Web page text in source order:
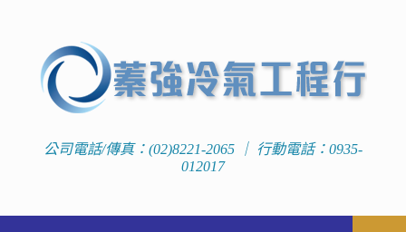
公司電話/傳真：(02)8221-2065 ｜ 行動電話：0935-
012017